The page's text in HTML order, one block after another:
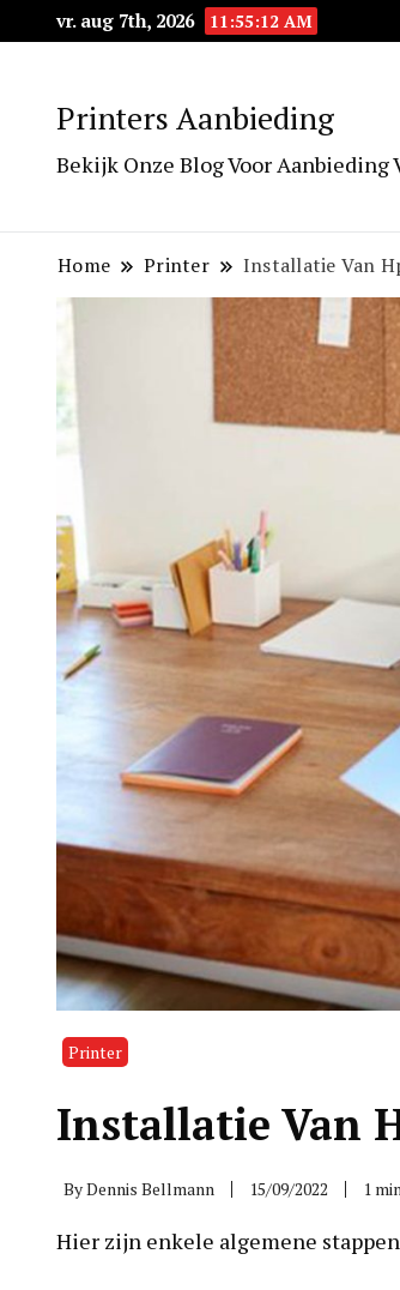
vr. aug 7th, 2026 11:55:14 AM
Printers Aanbieding
Bekijk Onze Blog Voor Aanbieding
Home Printer Installatie Van
Printer
Installatie Van
ByDennis Bellmann 15/09/2022 1
Hier zijn enkele algemene